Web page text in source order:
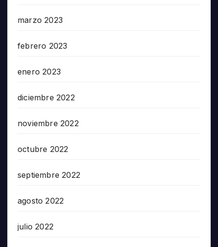
marzo 2023
febrero 2023
enero 2023
diciembre 2022
noviembre 2022
octubre 2022
septiembre 2022
agosto 2022
julio 2022